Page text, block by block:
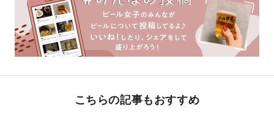
こちらの記事もおすすめ